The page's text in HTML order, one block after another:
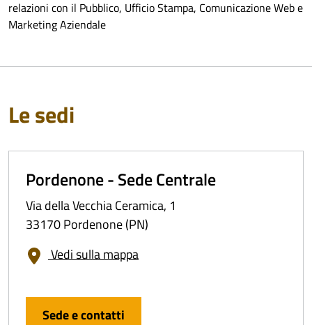
relazioni con il Pubblico, Ufficio Stampa, Comunicazione Web e
Marketing Aziendale
Le sedi
Pordenone - Sede Centrale
Via della Vecchia Ceramica, 1
33170 Pordenone (PN)
Vedi sulla mappa
Sede e contatti